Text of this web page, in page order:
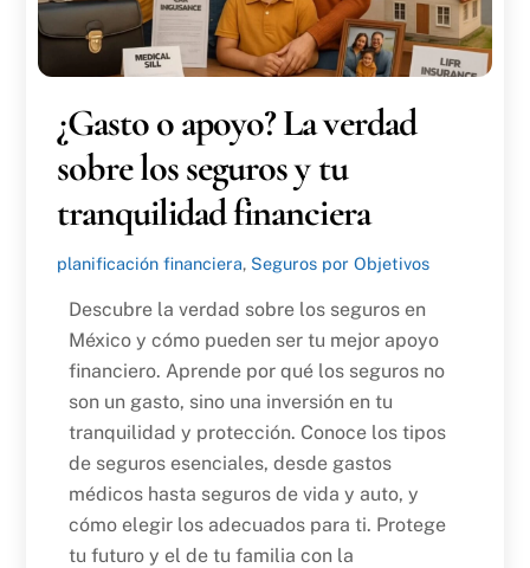
¿Gasto o apoyo? La verdad
sobre los seguros y tu
tranquilidad financiera
planificación financiera, Seguros por Objetivos
Descubre la verdad sobre los seguros en
México y cómo pueden ser tu mejor apoyo
financiero. Aprende por qué los seguros no
son un gasto, sino una inversión en tu
tranquilidad y protección. Conoce los tipos
de seguros esenciales, desde gastos
médicos hasta seguros de vida y auto, y
cómo elegir los adecuados para ti. Protege
tu futuro y el de tu familia con la